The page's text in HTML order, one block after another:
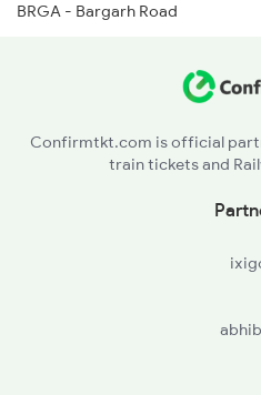
2222 Hwh Pune Ac Spl
BRGA - Bargarh Road
KSNG - Kesinga
Confirmtkt.com is official
train tickets and